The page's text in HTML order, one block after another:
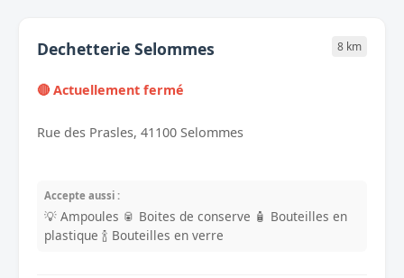
Dechetterie Selommes 8 km
🔴 Actuellement fermé
Rue des Prasles, 41100 Selommes
Accepte aussi :
💡 Ampoules 🥫 Boites de conserve 🧴 Bouteilles en
plastique 🍾 Bouteilles en verre